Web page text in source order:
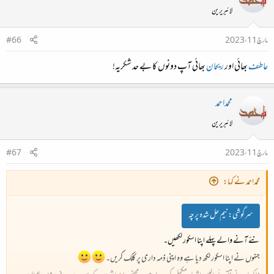
لائبریرین
مارچ 11، 2023
#66
عاطفبھائی اورریحانبھائی آپ دونوں کا بے حد شکریہ!
محمداحمد
لائبریرین
مارچ 11، 2023
#67
محمداحمد نے کہا:
سرگوشی:نیم حل شدہ پرچہ
نئے آنے والے پہلے اپنا اسکور لکھیں۔
جنہوں نے اپنا اسکور لکھ دیا ہے وہ اپنی ذمہ داری پر کلک کریں۔